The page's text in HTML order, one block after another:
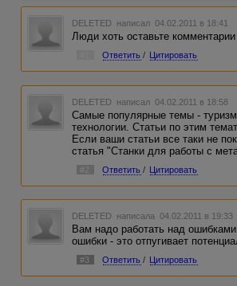
DELETED написал 04.02.2011 в 18:41
Люди хоть оставьте
Ответить / Цитировать
DELETED написал 04.02.2011 в 18:58
Самые популярные темы -
технологии. Статьи по этим
Если ваши статьи все таки не
статья "Станки для работы с
#2 Ответить / Цитировать
DELETED написала 04.02.2011 в 19:33
Вам надо работать над
ошибки - это отпугивает
#3 Ответить / Цитировать